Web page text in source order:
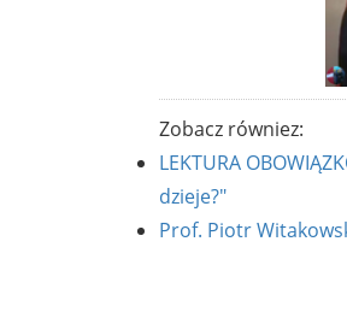
Zobacz równiez:
LEKTURA
dzieje?"
Prof. Piotr